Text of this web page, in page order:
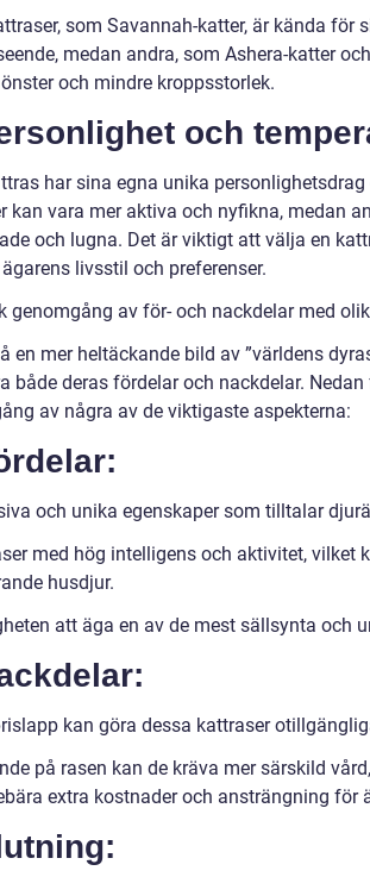
som Savannah-katter, är kända för
medan andra, som Ashera-katter
och mindre kroppsstorlek.
och
har sina egna unika
kan vara mer aktiva och nyfikna, medan
och lugna. Det är viktigt att välja en
livsstil och preferenser.
genomgång av för- och nackdelar med
en mer heltäckande bild av ”världens
både deras fördelar och nackdelar.
av några av de viktigaste aspekterna:
och unika egenskaper som tilltalar
med hög intelligens och aktivitet, vilket
husdjur.
att äga en av de mest sällsynta och
kan göra dessa kattraser
på rasen kan de kräva mer särskild
extra kostnader och ansträngning för